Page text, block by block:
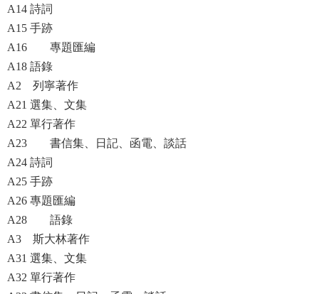
A14 詩詞
A15 手跡
A16 專題匯編
A18 語錄
A2 列寧著作
A21 選集、文集
A22 單行著作
A23 書信集、日記、函電、談話
A24 詩詞
A25 手跡
A26 專題匯編
A28 語錄
A3 斯大林著作
A31 選集、文集
A32 單行著作